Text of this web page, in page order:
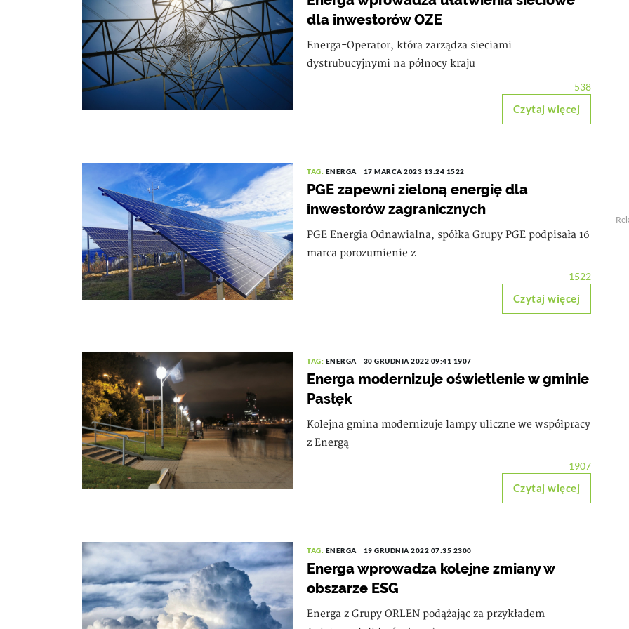
dla inwestorów OZE
Energa-Operator, która zarządza sieciami
dystrubucyjnymi na północy kraju
538
Czytaj więcej
TAG: ENERGA 17 MARCA 2023 13:24 1522
PGE zapewni zieloną energię dla
inwestorów zagranicznych
PGE Energia Odnawialna, spółka Grupy PGE podpisała 16
marca porozumienie z
1522
Czytaj więcej
TAG: ENERGA 30 GRUDNIA 2022 09:41 1907
Energa modernizuje oświetlenie w gminie
Pasłęk
Kolejna gmina modernizuje lampy uliczne we współpracy
z Energą
1907
Czytaj więcej
TAG: ENERGA 19 GRUDNIA 2022 07:35 2300
Energa wprowadza kolejne zmiany w
obszarze ESG
Energa z Grupy ORLEN podążając za przykładem